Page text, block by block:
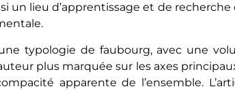
un lieu d’apprentissage et de
typologie de faubourg, avec une
plus marquée sur les axes
apparente de l’ensemble.